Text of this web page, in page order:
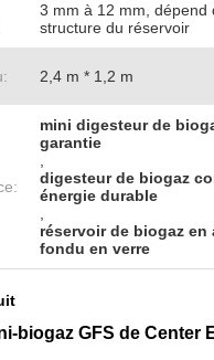
3 mm à 12 mm, dépend
structure du réservoir
2,4 m * 1,2 m
mini digesteur de
garantie
digesteur de biogaz
énergie durable
réservoir de biogaz en
fondu en verre
biogaz GFS de